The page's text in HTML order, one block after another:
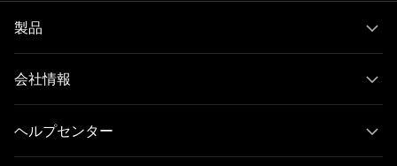
製品
会社情報
ヘルプセンター